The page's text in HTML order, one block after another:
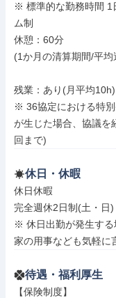
※ 標準的な勤務時間 1
ム制
休憩：60分
(1か月の清算期間/平均
残業：あり(月平均10h)
※ 36協定における特
が生じた場合、協議を
回まで)
休日・休暇
休日休暇
完全週休2日制(土・日)
※ 休日出勤が発生する
家の用事なども気軽に
待遇・福利厚生
【保険制度】